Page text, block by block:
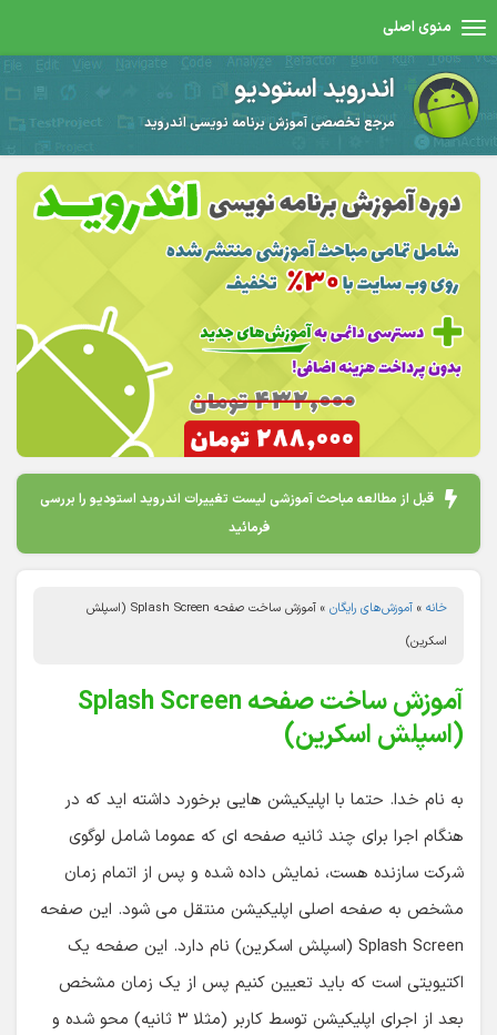
منوی اصلی
اندروید استودیو
مرجع تخصصی آموزش برنامه نویسی اندروید
قبل از مطالعه مباحث آموزشی لیست تغییرات اندروید استودیو را بررسی
فرمائید
خانه » آموزش‌های رایگان »
آموزش ساخت صفحه Splash Screen (اسپلش
اسکرین)
آموزش ساخت صفحه Splash Screen
(اسپلش اسکرین)
به نام خدا. حتما با اپلیکیشن هایی برخورد داشته اید که در
هنگام اجرا برای چند ثانیه صفحه ای که عموما شامل لوگوی
شرکت سازنده هست، نمایش داده شده و پس از اتمام زمان
مشخص به صفحه اصلی اپلیکیشن منتقل می شود. این صفحه
Splash Screen (اسپلش اسکرین) نام دارد. این صفحه یک
اکتیویتی است که باید تعیین کنیم پس از یک زمان مشخص
بعد از اجرای اپلیکیشن توسط کاربر (مثلا ۳ ثانیه) محو شده و